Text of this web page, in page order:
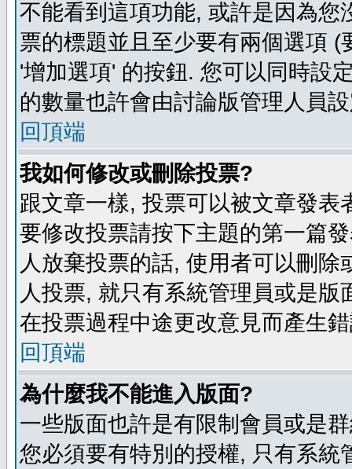
不能看到這項功能, 或許是因為
票的標題並且至少要有兩個選項
'增加選項' 的按鈕. 您可以同時設
的數量也許會由討論版管理人員
回頂端
我如何修改或刪除投票?
跟文章一樣, 投票可以被文章發
要修改投票請按下主題的第一篇
人放棄投票的話, 使用者可以刪
人投票, 就只有系統管理員或是
在投票過程中途更改意見而產生
回頂端
為什麼我不能進入版面?
一些版面也許是有限制會員或是
您必須要有特別的授權, 只有系